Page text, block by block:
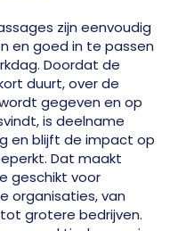
zijn eenvoudig
en goed in te passen
Doordat de
duurt, over de
gegeven en op
is deelname
en blijft de impact op
Dat maakt
geschikt voor
organisaties, van
grotere bedrijven.